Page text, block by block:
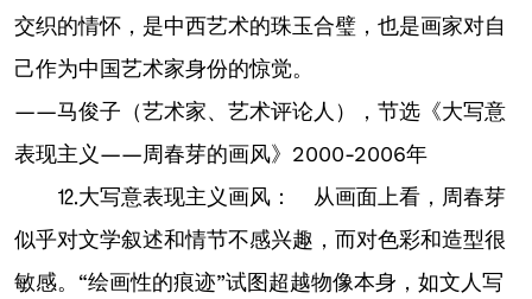
交织的情怀，是中西艺术的珠玉合璧，也是画家对自
己作为中国艺术家身份的惊觉。
——马俊子（艺术家、艺术评论人），节选《大写意
表现主义——周春芽的画风》2000-2006年
⒓大写意表现主义画风： 从画面上看，周春芽
似乎对文学叙述和情节不感兴趣，而对色彩和造型很
敏感。“绘画性的痕迹”试图超越物像本身，如文人写